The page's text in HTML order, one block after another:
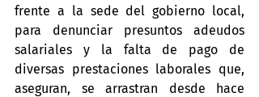
frente a la sede del gobierno local,
para denunciar presuntos adeudos
salariales y la falta de pago de
diversas prestaciones laborales que,
aseguran, se arrastran desde hace